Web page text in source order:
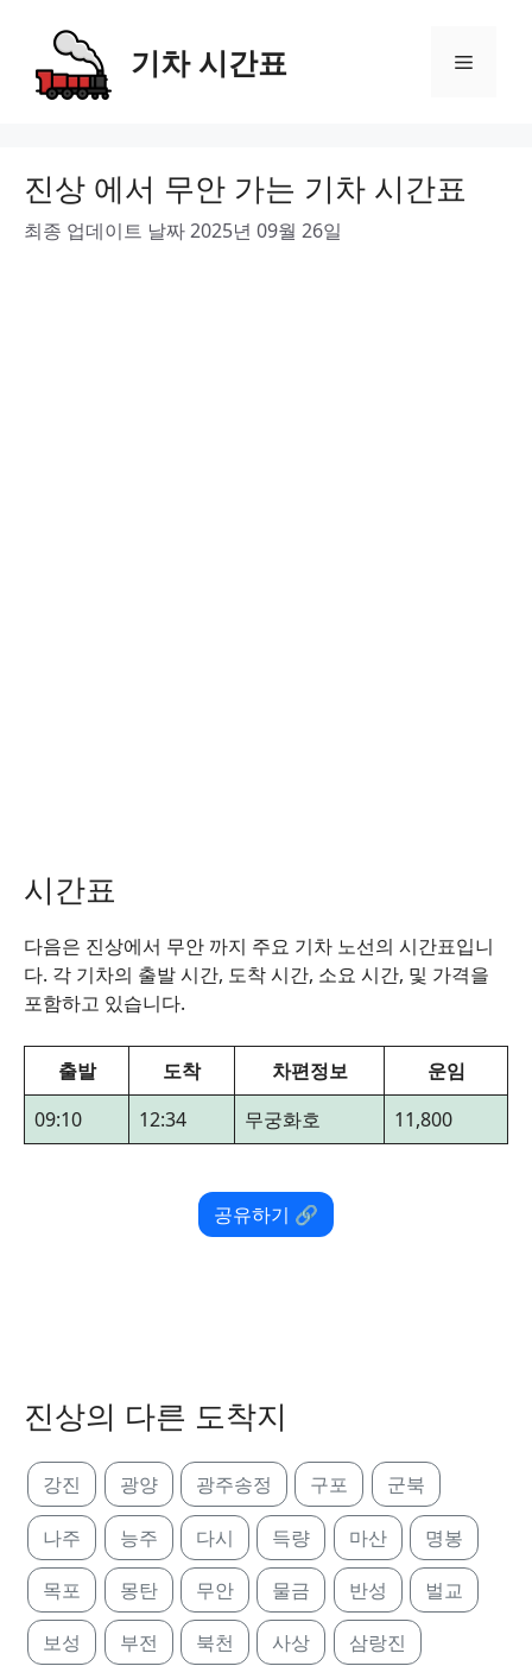
content
기차 시간표 Menu
진상 에서 무안 가는 기차 시간표
최종 업데이트 날짜 2025년 09월 26일
시간표
다음은 진상에서 무안 까지 주요 기차 노선의 시간표입니
다. 각 기차의 출발 시간, 도착 시간, 소요 시간, 및 가격을
포함하고 있습니다.
출발 도착 차편정보
운임
09:10
12:34 무궁화호 11,800
공유하기 🔗
진상의 다른 도착지
강진 광양 광주송정 구포 군북
나주 능주 다시 득량 마산 명봉
목포 몽탄 무안 물금 반성 벌교
보성 부전 북천 사상 삼랑진